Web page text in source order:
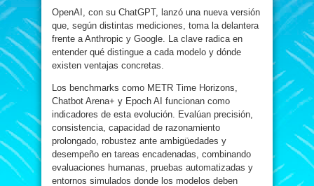
OpenAI, con su ChatGPT, lanzó una nueva versión
que, según distintas mediciones, toma la delantera
frente a Anthropic y Google. La clave radica en
entender qué distingue a cada modelo y dónde
existen ventajas concretas.
Los benchmarks como METR Time Horizons,
Chatbot Arena+ y Epoch AI funcionan como
indicadores de esta evolución. Evalúan precisión,
consistencia, capacidad de razonamiento
prolongado, robustez ante ambigüedades y
desempeño en tareas encadenadas, combinando
evaluaciones humanas, pruebas automatizadas y
entornos simulados donde los modelos deben